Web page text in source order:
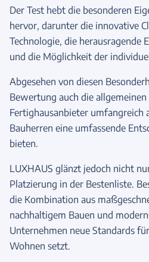
Der Test hebt die besonderen
hervor, darunter die innovative
Technologie, die herausragende
und die Möglichkeit der
Abgesehen von diesen
Bewertung auch die
Fertighausanbieter umfangreich
Bauherren eine umfassende
bieten.
LUXHAUS glänzt jedoch nicht
Platzierung in der Bestenliste.
die Kombination aus
nachhaltigem Bauen und
Unternehmen neue Standards
Wohnen setzt.